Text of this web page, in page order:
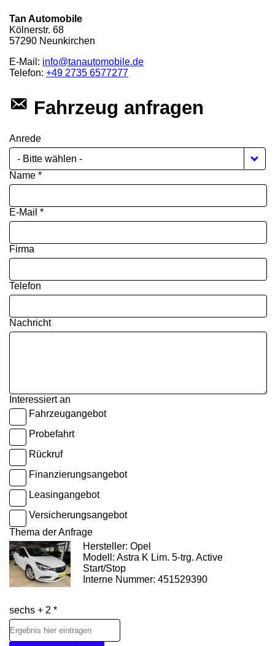
Tan Automobile
Kölnerstr. 68
57290 Neunkirchen
E-Mail: info@tanautomobile.de
Telefon: +49 2735 6577277
Fahrzeug anfragen
Anrede
- Bitte wählen -
Name *
E-Mail *
Firma
Telefon
Nachricht
Interessiert an
Fahrzeugangebot
Probefahrt
Rückruf
Finanzierungsangebot
Leasingangebot
Versicherungsangebot
Thema der Anfrage
Hersteller: Opel
Modell: Astra K Lim. 5-trg. Active
Start/Stop
Interne Nummer: 451529390
sechs + 2 *